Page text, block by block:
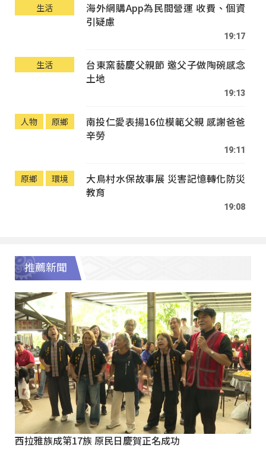
生活
海外網購App為民間營運 收費、個資
引疑慮
19:17
生活
台東窯藝慶父親節 邀父子做陶碗感念
土地
19:13
人物 原鄉
南投仁愛表揚16位模範父親 感謝爸爸
辛勞
19:11
原鄉 環境
大鳥村水保故事展 災害記憶轉化防災
教育
19:08
推薦新聞
西拉雅族成第17族 原民日慶賀正名成功